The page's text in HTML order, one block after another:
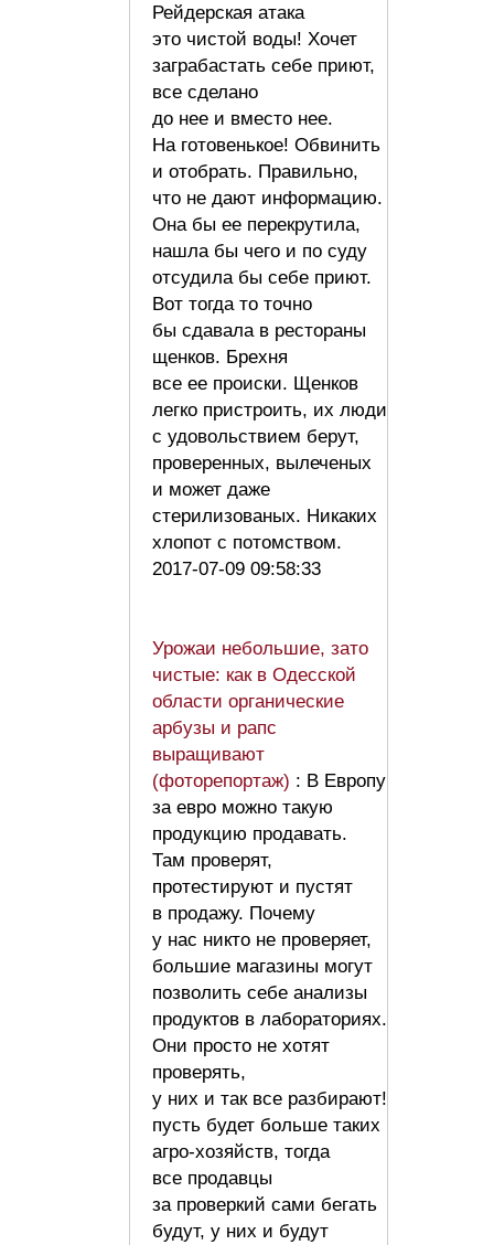
Рейдерская атака
это чистой воды! Хочет
заграбастать себе приют,
все сделано
до нее и вместо нее.
На готовенькое! Обвинить
и отобрать. Правильно,
что не дают информацию.
Она бы ее перекрутила,
нашла бы чего и по суду
отсудила бы себе приют.
Вот тогда то точно
бы сдавала в рестораны
щенков. Брехня
все ее происки. Щенков
легко пристроить, их люди
с удовольствием берут,
проверенных, вылеченых
и может даже
стерилизованых. Никаких
хлопот с потомством.
2017-07-09 09:58:33
Урожаи небольшие, зато
чистые: как в Одесской
области органические
арбузы и рапс
выращивают
(фоторепортаж) : В Европу
за евро можно такую
продукцию продавать.
Там проверят,
протестируют и пустят
в продажу. Почему
у нас никто не проверяет,
большие магазины могут
позволить себе анализы
продуктов в лабораториях.
Они просто не хотят
проверять,
у них и так все разбирают!
пусть будет больше таких
агро-хозяйств, тогда
все продавцы
за проверкий сами бегать
будут, у них и будут